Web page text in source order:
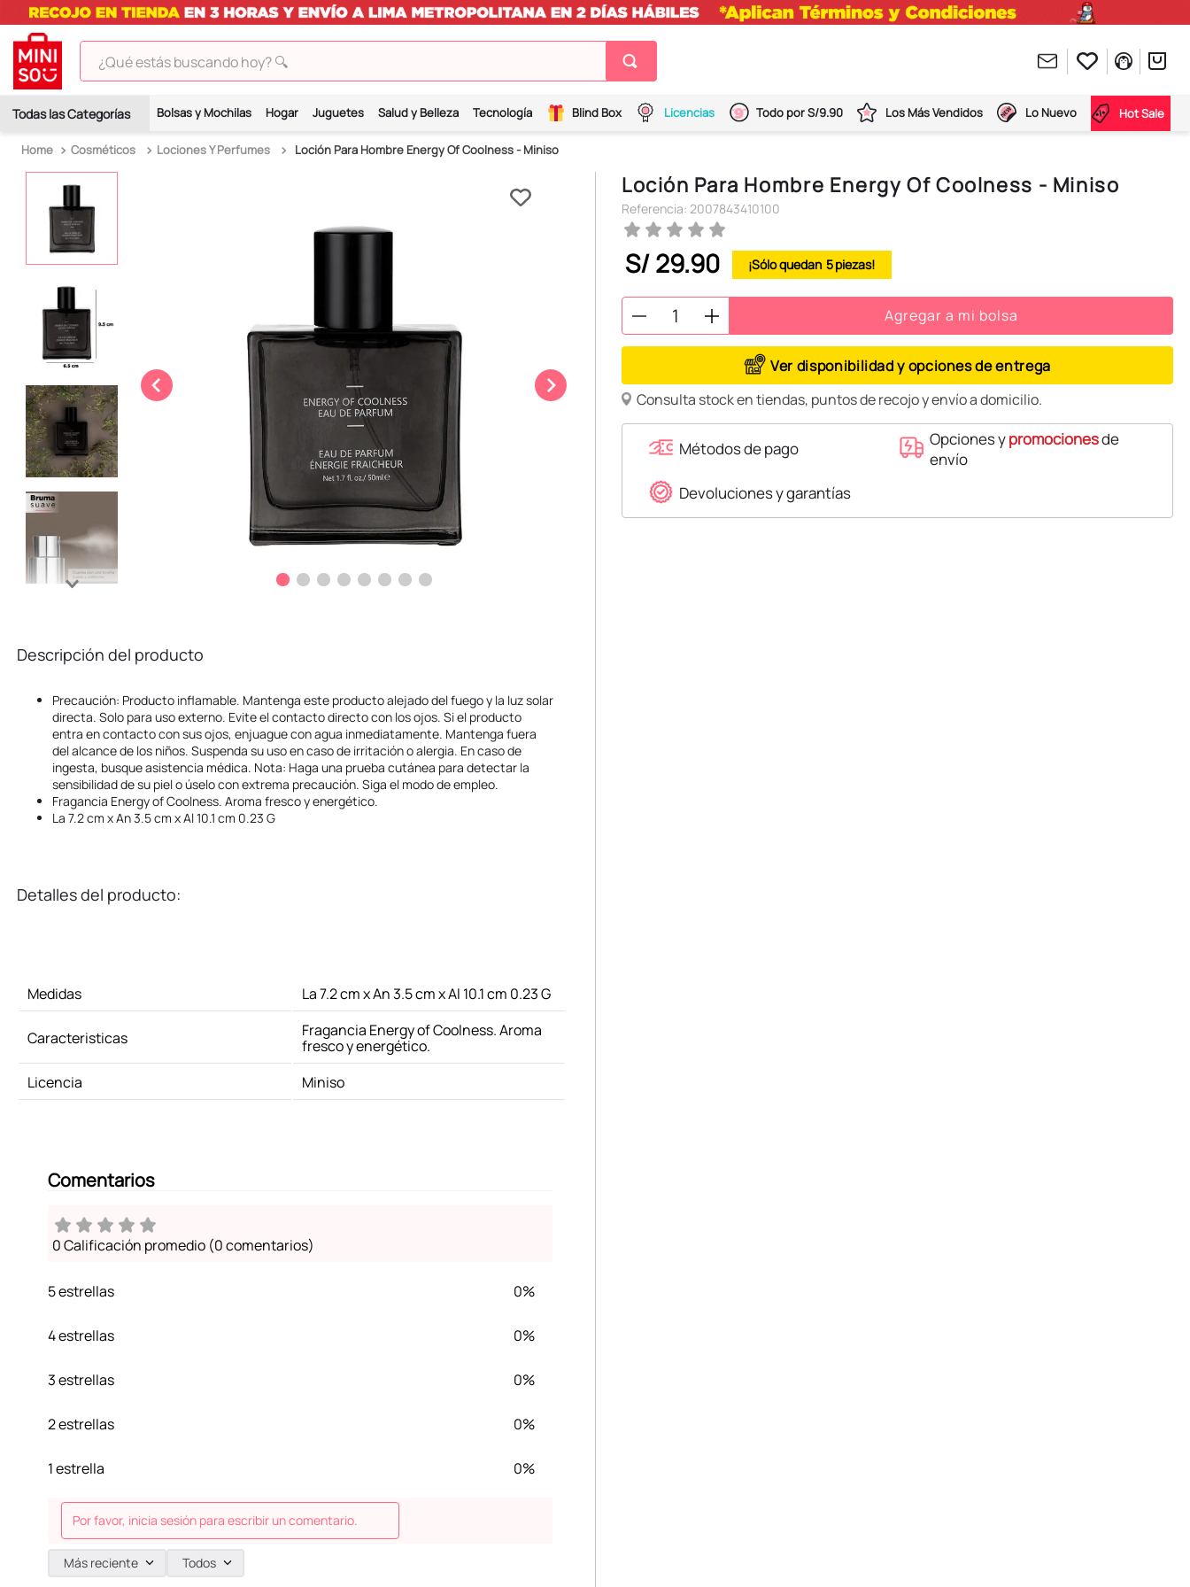
¿Qué estás buscando hoy? 🔍
Bolsas y Mochilas Hogar Juguetes Salud y Belleza Tecnología Blind Box Licencias Todo por S/9.90 Los Más Vendidos Lo Nuevo Hot Sale
Cosméticos Lociones Y Perfumes Loción Para Hombre Energy Of Coolness - Miniso
Descripción del producto
Precaución: Producto inflamable. Mantenga este producto alejado del fuego y la luz solar
directa. Solo para uso externo. Evite el contacto directo con los ojos. Si el producto
entra en contacto con sus ojos, enjuague con agua inmediatamente. Mantenga fuera
del alcance de los niños. Suspenda su uso en caso de irritación o alergia. En caso de
ingesta, busque asistencia médica. Nota: Haga una prueba cutánea para detectar la
sensibilidad de su piel o úselo con extrema precaución. Siga el modo de empleo.
Fragancia Energy of Coolness. Aroma fresco y energético.
La 7.2 cm x An 3.5 cm x Al 10.1 cm 0.23 G
Detalles del producto:
Medidas La 7.2 cm x An 3.5 cm x Al 10.1 cm 0.23 G
Caracteristicas
Fragancia Energy of Coolness. Aroma
fresco y energético.
Licencia
Miniso
Comentarios
0 Calificación promedio (0 comentarios)
5 estrellas 0%
4 estrellas 0%
3 estrellas 0%
2 estrellas 0%
1 estrella 0%
Por favor, inicia sesión para escribir un comentario.
Más reciente Todos
Loción Para Hombre Energy Of Coolness - Miniso
Referencia: 2007843410100
S/29.90 5
Agregar a mi bolsa
Ver disponibilidad y opciones de entrega
Consulta stock en tiendas, puntos de recojo y envío a domicilio.
Métodos de pago Opciones ypromocionesde
envío
Devoluciones y garantías
2.
hello kitty
stitch
peluche
kuromi